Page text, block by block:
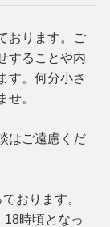
おります。ご
することや内
す。何分小さ
。
はご遠慮くだ
おります。
18時頃となっ